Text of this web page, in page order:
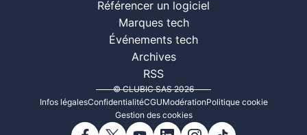
Référencer un logiciel
Marques tech
Événements tech
Archives
RSS
© CLUBIC SAS 2026
Infos légalesConfidentialitéCGUModérationPolitique cookie
Gestion des cookies